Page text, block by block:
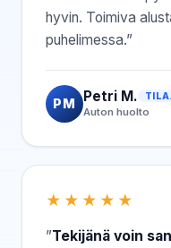
hyvin. Toimiva
puhelimessa.”
PM Petri M.
Auton huolto
★★★★★
”Tekijänä voin